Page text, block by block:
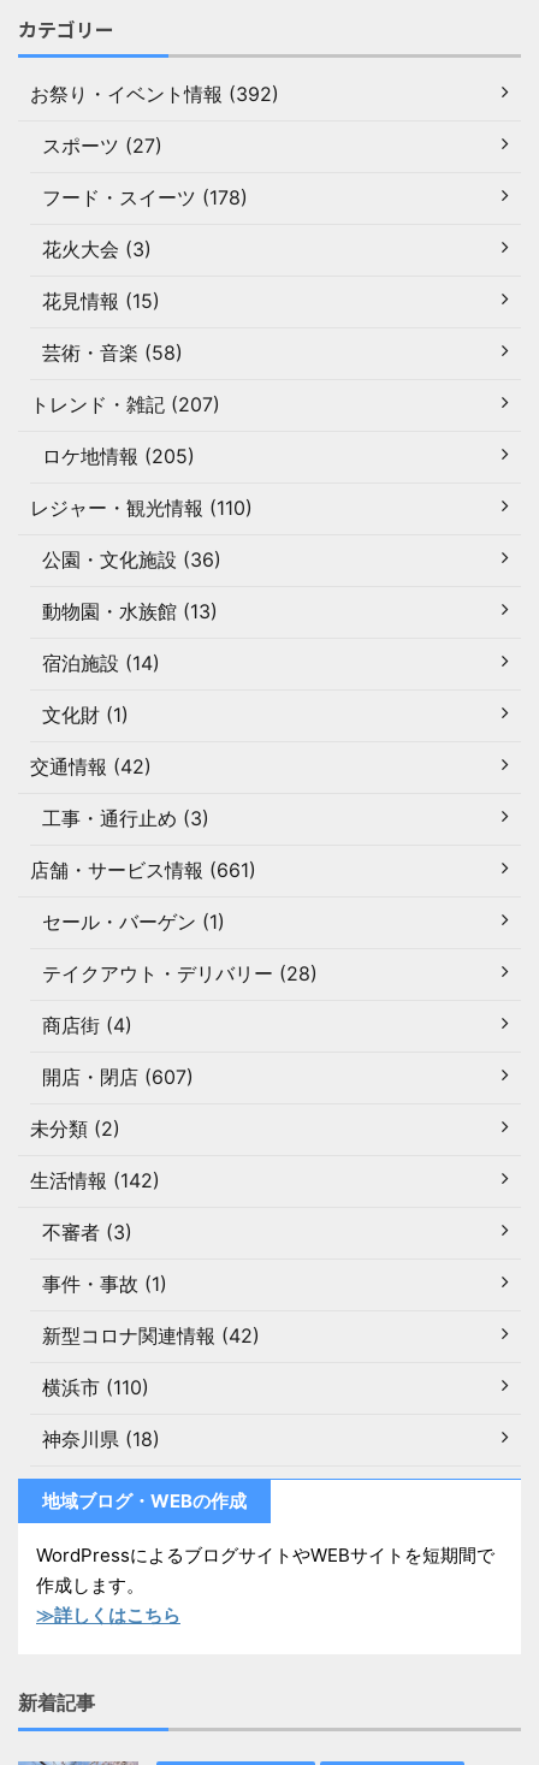
カテゴリー
お祭り・イベント情報 (392)
スポーツ (27)
フード・スイーツ (178)
花火大会 (3)
花見情報 (15)
芸術・音楽 (58)
トレンド・雑記 (207)
ロケ地情報 (205)
レジャー・観光情報 (110)
公園・文化施設 (36)
動物園・水族館 (13)
宿泊施設 (14)
文化財 (1)
交通情報 (42)
工事・通行止め (3)
店舗・サービス情報 (661)
セール・バーゲン (1)
テイクアウト・デリバリー (28)
商店街 (4)
開店・閉店 (607)
未分類 (2)
生活情報 (142)
不審者 (3)
事件・事故 (1)
新型コロナ関連情報 (42)
横浜市 (110)
神奈川県 (18)
地域ブログ・WEBの作成
WordPressによるブログサイトやWEBサイトを短期間で
作成します。
≫詳しくはこちら
新着記事